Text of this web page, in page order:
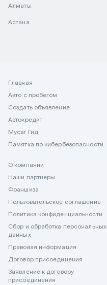
Алматы
Астана
Главная
Авто с пробегом
Создать объявление
Автокредит
Mycar Гид
Памятка по кибербезопасности
О компании
Наши партнеры
Франшиза
Пользовательское соглашение
Политика конфиденциальности
Сбор и обработка персональных
данных
Правовая информация
Договор присоединения
Заявление к договору
присоединения